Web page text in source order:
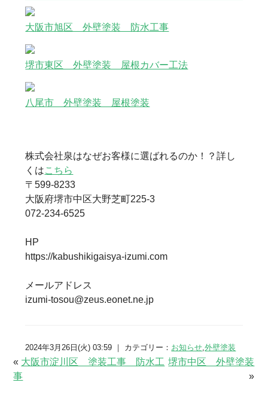
大阪市旭区 外壁塗装 防水工事
堺市東区 外壁塗装 屋根カバー工法
八尾市 外壁塗装 屋根塗装
株式会社泉はなぜお客様に選ばれるのか！？詳し
くはこちら
〒599-8233
大阪府堺市中区大野芝町225-3
072-234-6525
HP
https://kabushikigaisya-izumi.com
メールアドレス
izumi-tosou@zeus.eonet.ne.jp
2024年3月26日(火) 03:59 ｜ カテゴリー： お知らせ,外壁塗装
« 大阪市淀川区 塗装工事 防水工
事
堺市中区 外壁塗装
»